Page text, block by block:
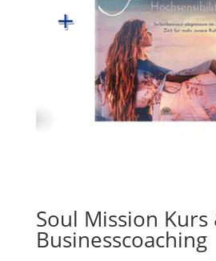
Soul Mission Kurs
Businesscoaching